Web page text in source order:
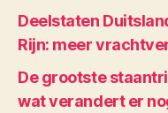
Deelstaten
Rijn: meer
De grootste
wat verandert er